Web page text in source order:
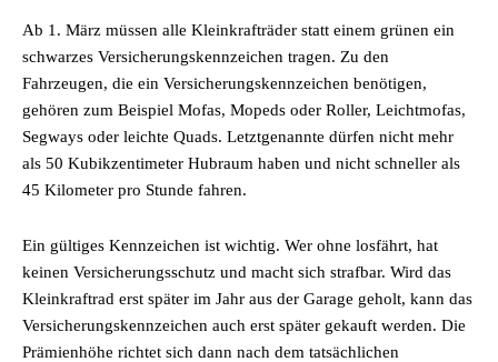
Ab 1. März müssen alle Kleinkrafträder statt einem grünen ein
schwarzes Versicherungskennzeichen tragen. Zu den
Fahrzeugen, die ein Versicherungskennzeichen benötigen,
gehören zum Beispiel Mofas, Mopeds oder Roller, Leichtmofas,
Segways oder leichte Quads. Letztgenannte dürfen nicht mehr
als 50 Kubikzentimeter Hubraum haben und nicht schneller als
45 Kilometer pro Stunde fahren.
Ein gültiges Kennzeichen ist wichtig. Wer ohne losfährt, hat
keinen Versicherungsschutz und macht sich strafbar. Wird das
Kleinkraftrad erst später im Jahr aus der Garage geholt, kann das
Versicherungskennzeichen auch erst später gekauft werden. Die
Prämienhöhe richtet sich dann nach dem tatsächlichen